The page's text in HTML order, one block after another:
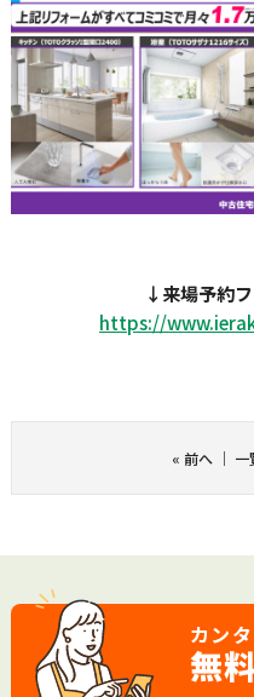
↓来場予約
https://
« 前へ ｜ 一
カン
無